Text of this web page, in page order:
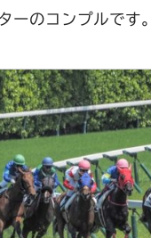
ーのコンプルです。